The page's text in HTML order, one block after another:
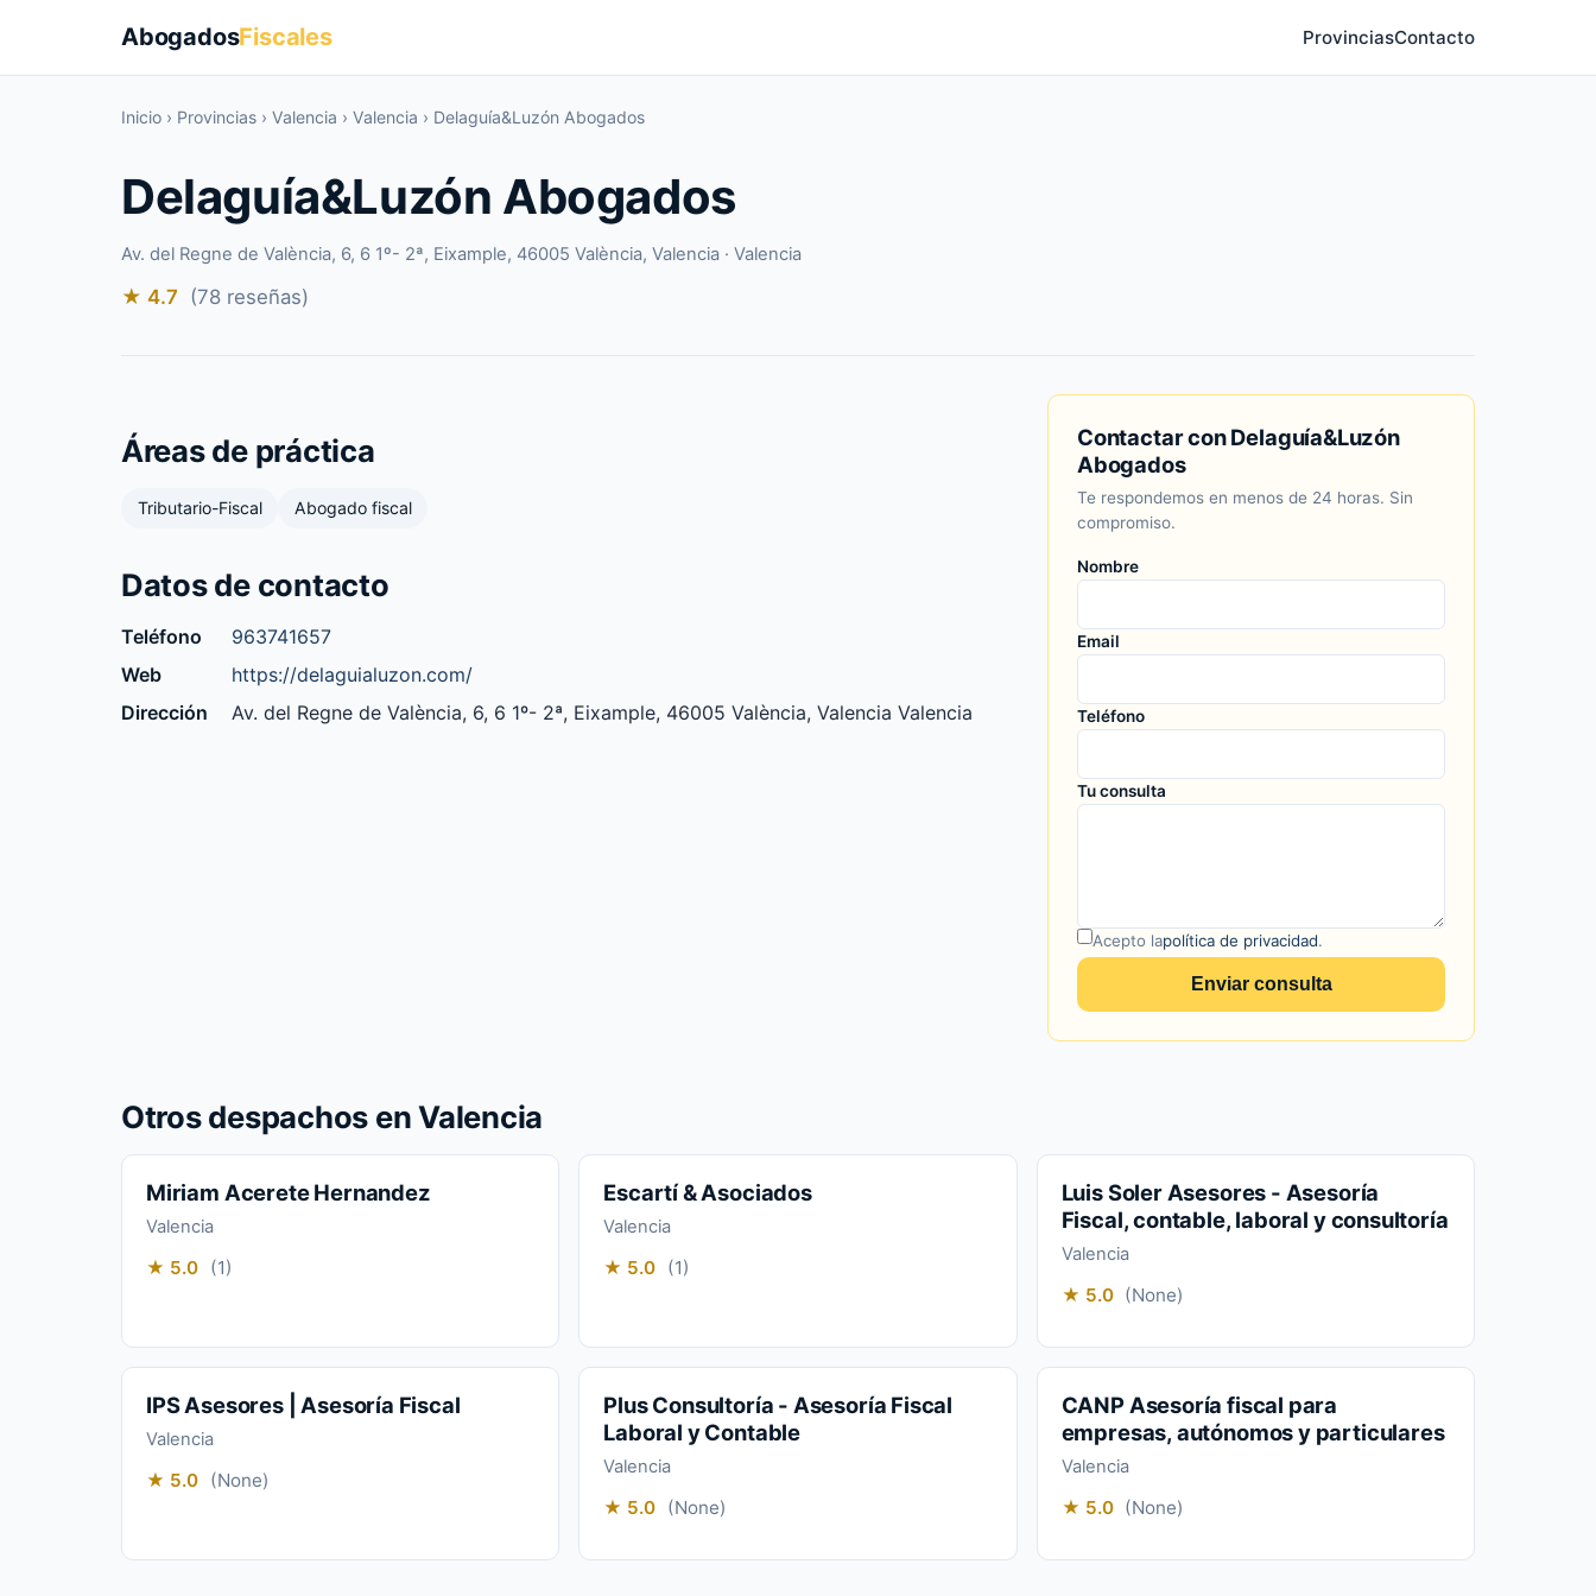
AbogadosFiscales ProvinciasContacto
Inicio › Provincias › Valencia › Valencia › Delaguía&Luzón Abogados
Delaguía&Luzón Abogados
Av. del Regne de València, 6, 6 1º- 2ª, Eixample, 46005 València, Valencia · Valencia
★ 4.7 (78 reseñas)
Áreas de práctica
Tributario-Fiscal Abogado fiscal
Datos de contacto
Teléfono
963741657
Web
https://delaguialuzon.com/
Dirección
Av. del Regne de València, 6, 6 1º- 2ª, Eixample, 46005 València, Valencia Valencia
Contactar con Delaguía&Luzón
Abogados
Te respondemos en menos de 24 horas. Sin
compromiso.
Nombre
Email
Teléfono
Tu consulta
Acepto lapolítica de privacidad.
Enviar consulta
Otros despachos en Valencia
Miriam Acerete Hernandez
Valencia
★ 5.0 (1)
Escartí & Asociados
Valencia
★ 5.0 (1)
Luis Soler Asesores - Asesoría
Fiscal, contable, laboral y consultoría
Valencia
★ 5.0 (None)
IPS Asesores | Asesoría Fiscal
Valencia
★ 5.0 (None)
Plus Consultoría - Asesoría Fiscal
Laboral y Contable
Valencia
★ 5.0 (None)
CANP Asesoría fiscal para
empresas, autónomos y particulares
Valencia
★ 5.0 (None)